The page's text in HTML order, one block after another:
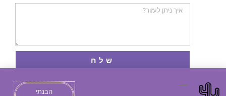
שלח
הבנתי